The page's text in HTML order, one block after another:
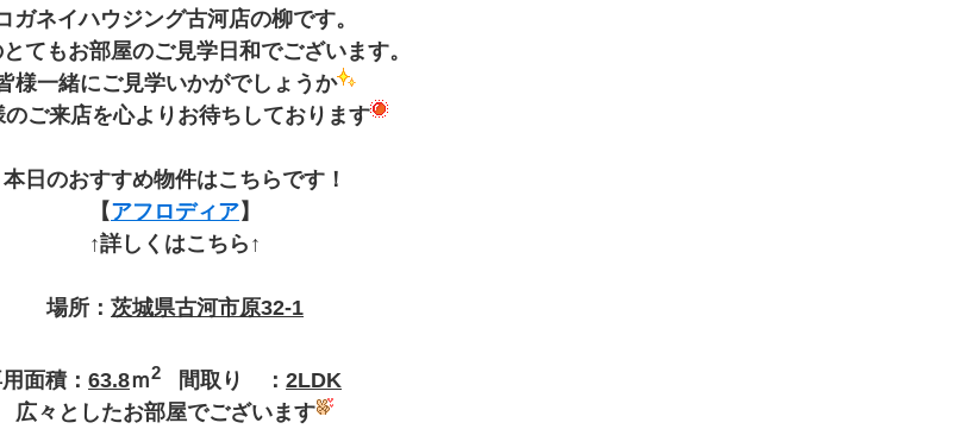
ガネイハウジング古河店の柳です。
てもお部屋のご見学日和でございます。
様一緒にご見学いかがでしょうか
のご来店を心よりお待ちしております
本日のおすすめ物件はこちらです！
【アフロディア】
↑詳しくはこちら↑
場所： 茨城県古河市原32-1
面積： 63.8ｍ2 間取り ： 2LDK
広々としたお部屋でございます